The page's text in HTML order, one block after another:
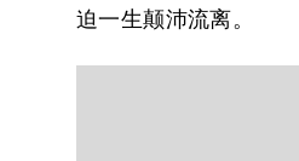
迫一生颠沛流离。